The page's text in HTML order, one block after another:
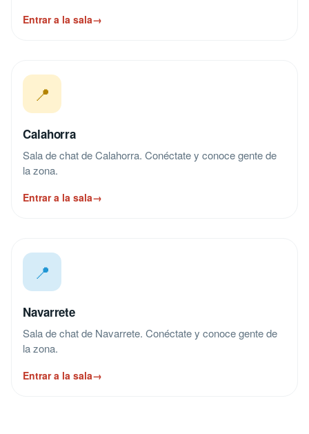
Entrar a la sala→
📍
Calahorra
Sala de chat de Calahorra. Conéctate y conoce gente de
la zona.
Entrar a la sala→
📍
Navarrete
Sala de chat de Navarrete. Conéctate y conoce gente de
la zona.
Entrar a la sala→